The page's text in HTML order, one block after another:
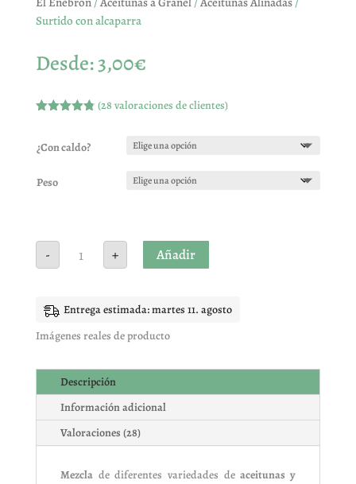
Surtido con alcaparra
Desde:3,00€
5 en base
a
s de
clientes
(28 valoraciones de clientes)
¿Con caldo?
Peso
-
alcaparra
+ Añadir
Entrega estimada: martes 11. agosto
Imágenes reales de producto
Descripción
Información adicional
Valoraciones (28)
Mezclade diferentes variedades deaceitunas y